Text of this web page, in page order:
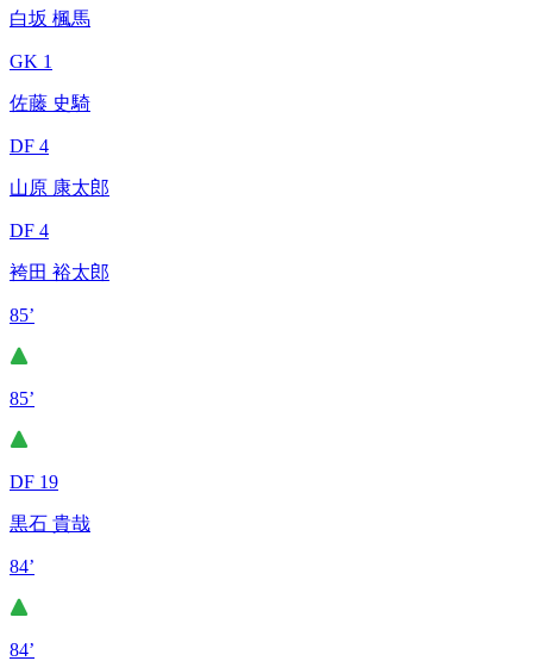
白坂 楓馬
GK 1
佐藤 史騎
DF 4
山原 康太郎
DF 4
袴田 裕太郎
85’
85’
DF 19
黒石 貴哉
84’
84’